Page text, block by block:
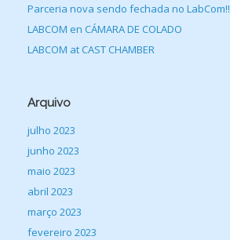
Parceria nova sendo fechada no LabCom!!
LABCOM en CÁMARA DE COLADO
LABCOM at CAST CHAMBER
Arquivo
julho 2023
junho 2023
maio 2023
abril 2023
março 2023
fevereiro 2023